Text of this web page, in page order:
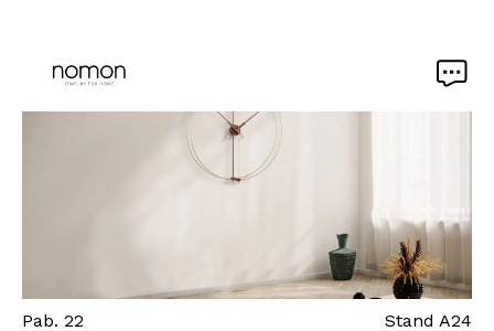
Pab. 22 Stand A24